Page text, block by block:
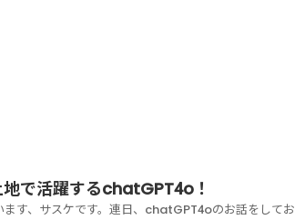
で活躍するchatGPT4o！
ます、サスケです。連日、chatGPT4oのお話をしてお